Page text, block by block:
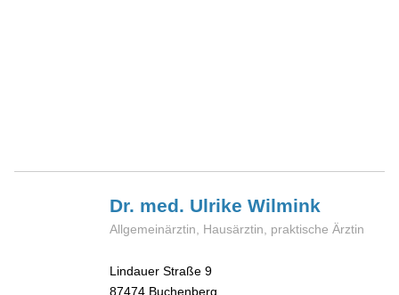
Dr. med. UlrikeWilmink
Allgemeinärztin, Hausärztin, praktische Ärztin
Lindauer Straße 9
87474 Buchenberg